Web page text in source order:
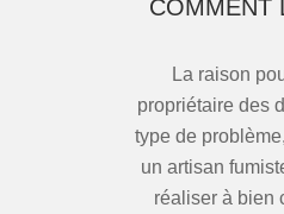
COMMENT
La raison
propriétaire des
type de
un artisan
réaliser à bien